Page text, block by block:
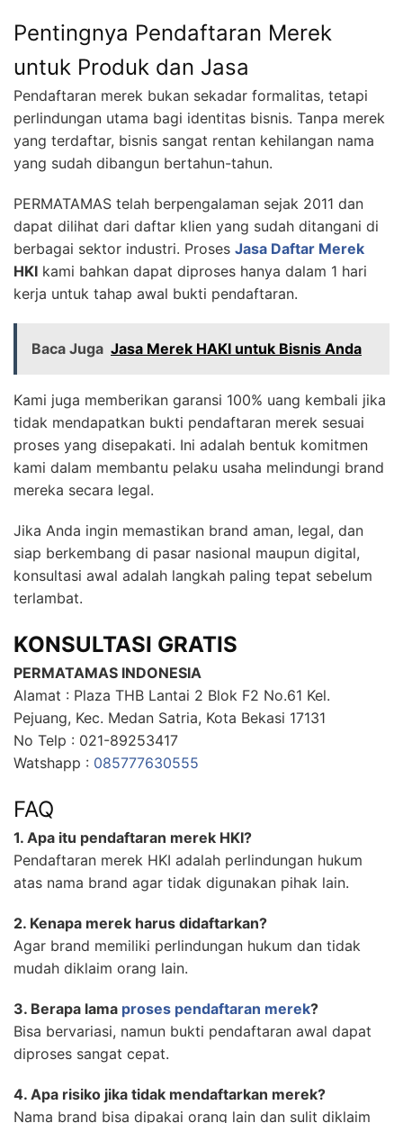
Pentingnya Pendaftaran Merek
untuk Produk dan Jasa
Pendaftaran merek bukan sekadar formalitas, tetapi
perlindungan utama bagi identitas bisnis. Tanpa merek
yang terdaftar, bisnis sangat rentan kehilangan nama
yang sudah dibangun bertahun-tahun.
PERMATAMAS telah berpengalaman sejak 2011 dan
dapat dilihat dari daftar klien yang sudah ditangani di
berbagai sektor industri. Proses Jasa Daftar Merek
HKI kami bahkan dapat diproses hanya dalam 1 hari
kerja untuk tahap awal bukti pendaftaran.
Baca Juga Jasa Merek HAKI untuk Bisnis Anda
Kami juga memberikan garansi 100% uang kembali jika
tidak mendapatkan bukti pendaftaran merek sesuai
proses yang disepakati. Ini adalah bentuk komitmen
kami dalam membantu pelaku usaha melindungi brand
mereka secara legal.
Jika Anda ingin memastikan brand aman, legal, dan
siap berkembang di pasar nasional maupun digital,
konsultasi awal adalah langkah paling tepat sebelum
terlambat.
KONSULTASI GRATIS
PERMATAMAS INDONESIA
Alamat : Plaza THB Lantai 2 Blok F2 No.61 Kel.
Pejuang, Kec. Medan Satria, Kota Bekasi 17131
No Telp : 021-89253417
Watshapp : 085777630555
FAQ
1. Apa itu pendaftaran merek HKI?
Pendaftaran merek HKI adalah perlindungan hukum
atas nama brand agar tidak digunakan pihak lain.
2. Kenapa merek harus didaftarkan?
Agar brand memiliki perlindungan hukum dan tidak
mudah diklaim orang lain.
3. Berapa lama proses pendaftaran merek?
Bisa bervariasi, namun bukti pendaftaran awal dapat
diproses sangat cepat.
4. Apa risiko jika tidak mendaftarkan merek?
Nama brand bisa dipakai orang lain dan sulit diklaim